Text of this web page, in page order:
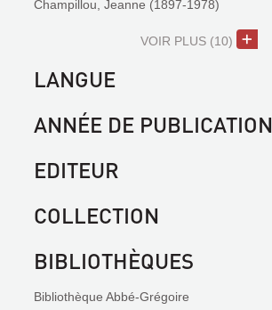
Champillou, Jeanne (1897-1978)
VOIR PLUS (10)
LANGUE
ANNÉE DE PUBLICATION
EDITEUR
COLLECTION
BIBLIOTHÈQUES
Bibliothèque Abbé-Grégoire